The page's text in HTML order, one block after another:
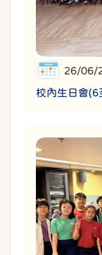
26/06/
校內生日會(6